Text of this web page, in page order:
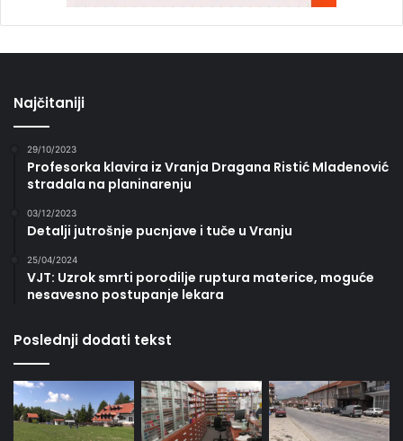
Najčitaniji
29/10/2023
Profesorka klavira iz Vranja Dragana Ristić Mladenović
stradala na planinarenju
03/12/2023
Detalji jutrošnje pucnjave i tuče u Vranju
25/04/2024
VJT: Uzrok smrti porodilje ruptura materice, moguće
nesavesno postupanje lekara
Poslednji dodati tekst